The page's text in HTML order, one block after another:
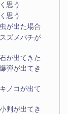
思う
思う
が出た場合
ズメバチが
が出てきた
弾が出てき
ノコが出て
判が出てき